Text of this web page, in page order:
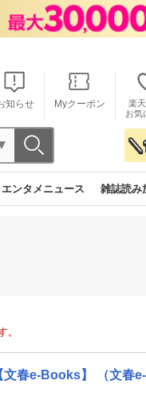
知らせ Myクーポン
楽
お気
エンタメニュース 雑誌読み
。
春e-Books】 （文春